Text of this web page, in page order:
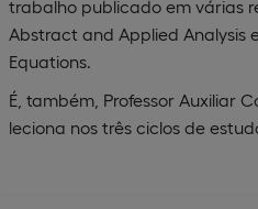
trabalho publicado em várias
Abstract and Applied Analysis
Equations.
É, também, Professor Auxiliar
leciona nos três ciclos de